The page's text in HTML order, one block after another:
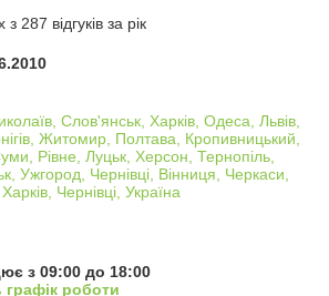
287 відгуків за рік
Слов'янськ, Харків, Одеса, Львів,
Житомир, Полтава, Кропивницький,
Рівне, Луцьк, Херсон, Тернопіль,
Ужгород, Чернівці, Вінниця, Черкаси,
Чернівці, Україна
з 09:00 до 18:00
графік роботи